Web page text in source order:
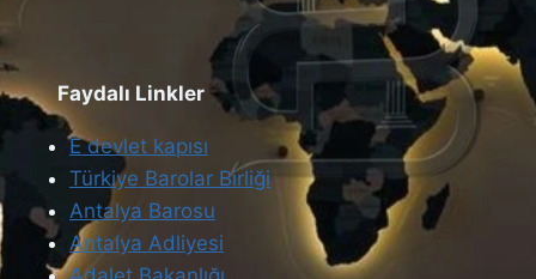
Faydalı Linkler
E devlet kapısı
Türkiye Barolar Birliği
Antalya Barosu
Antalya Adliyesi